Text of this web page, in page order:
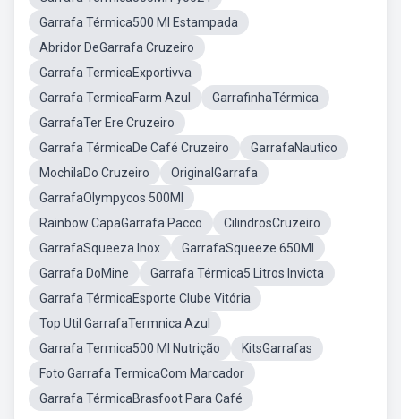
Garrafa Térmica500 Ml Estampada
Abridor DeGarrafa Cruzeiro
Garrafa TermicaExportivva
Garrafa TermicaFarm Azul
GarrafinhaTérmica
GarrafaTer Ere Cruzeiro
Garrafa TérmicaDe Café Cruzeiro
GarrafaNautico
MochilaDo Cruzeiro
OriginalGarrafa
GarrafaOlympycos 500Ml
Rainbow CapaGarrafa Pacco
CilindrosCruzeiro
GarrafaSqueeza Inox
GarrafaSqueeze 650Ml
Garrafa DoMine
Garrafa Térmica5 Litros Invicta
Garrafa TérmicaEsporte Clube Vitória
Top Util GarrafaTermnica Azul
Garrafa Termica500 Ml Nutrição
KitsGarrafas
Foto Garrafa TermicaCom Marcador
Garrafa TérmicaBrasfoot Para Café